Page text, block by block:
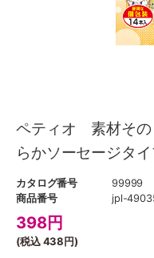
ペティオ 素材そ
らかソーセージタ
カタログ番号
99999
商品番号
jpl-
398円
(税込438円)